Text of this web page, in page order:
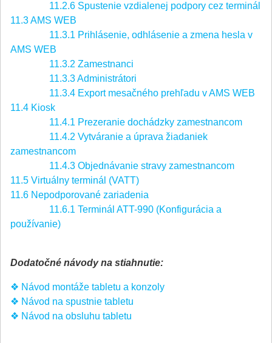
11.2.6 Spustenie vzdialenej podpory cez terminál
11.3 AMS WEB
11.3.1 Prihlásenie, odhlásenie a zmena hesla v
AMS WEB
11.3.2 Zamestnanci
11.3.3 Administrátori
11.3.4 Export mesačného prehľadu v AMS WEB
11.4 Kiosk
11.4.1 Prezeranie dochádzky zamestnancom
11.4.2 Vytváranie a úprava žiadaniek
zamestnancom
11.4.3 Objednávanie stravy zamestnancom
11.5 Virtuálny terminál (VATT)
11.6 Nepodporované zariadenia
11.6.1 Terminál ATT-990 (Konfigurácia a
používanie)
Dodatočné návody na stiahnutie:
❖ Návod montáže tabletu a konzoly
❖ Návod na spustnie tabletu
❖ Návod na obsluhu tabletu